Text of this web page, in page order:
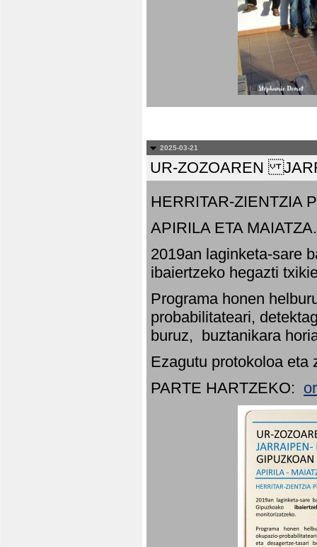
2025-03-21
UR-ZOZOAREN
HERRITAR-ZIENTZIA
APIRILA ETA MAIATZA.
2019an laginketa-sare
ibaiertzeko hegazti
Programa honen
probabilitateari,
buruz, buztanikara
Ezagutu protokoloa eta
PARTE HARTZEKO: